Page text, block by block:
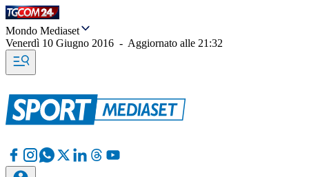
Mondo Mediaset
Venerdì 10 Giugno 2016 - Aggiornato alle 21:32